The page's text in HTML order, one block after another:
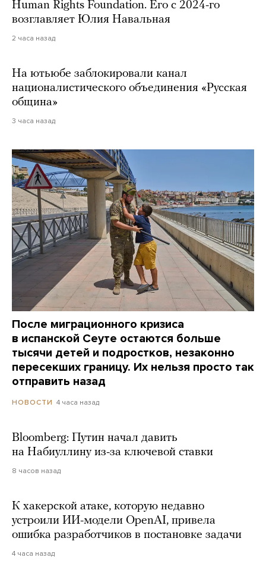
Human Rights Foundation. Его с 2024-го
возглавляет Юлия Навальная
2 часа назад
На ютьюбе заблокировали канал
националистического объединения «Русская
община»
3 часа назад
После миграционного кризиса
в испанской Сеуте остаются больше
тысячи детей и подростков, незаконно
пересекших границу. Их нельзя просто так
отправить назад
НОВОСТИ 4 часа назад
Bloomberg: Путин начал давить
на Набиуллину из-за ключевой ставки
8 часов назад
К хакерской атаке, которую недавно
устроили ИИ-модели OpenAI, привела
ошибка разработчиков в постановке задачи
4 часа назад